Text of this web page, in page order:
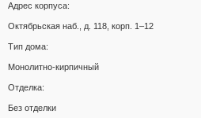
Адрес корпуса:
Октябрьская наб., д. 118, корп. 1–12
Тип дома:
Монолитно-кирпичный
Отделка:
Без отделки